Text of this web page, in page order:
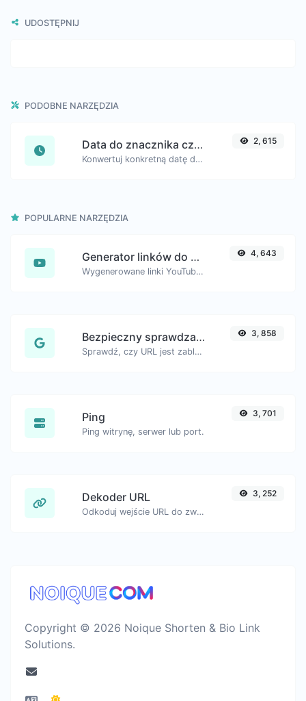
UDOSTĘPNIJ
PODOBNE NARZĘDZIA
Data do znacznika czasu Unixa
Konwertuj konkretną datę do formatu znacznika czasu uniksowego.
2, 615
POPULARNE NARZĘDZIA
Generator linków do znaczników czasu YouTube
Wygenerowane linki YouTube ze zdefiniowanym znacznikiem czasu, pomocne dla użytkowników urządzeń mobilnych.
4, 643
Bezpieczny sprawdzacz URL
Sprawdź, czy URL jest zablokowany i oznaczony przez Google jako bezpieczny/niebezpieczny.
3, 858
Ping
Ping witrynę, serwer lub port.
3, 701
Dekoder URL
Odkoduj wejście URL do zwykłego ciągu znaków.
3, 252
Copyright © 2026 Noique Shorten & Bio Link
Solutions.